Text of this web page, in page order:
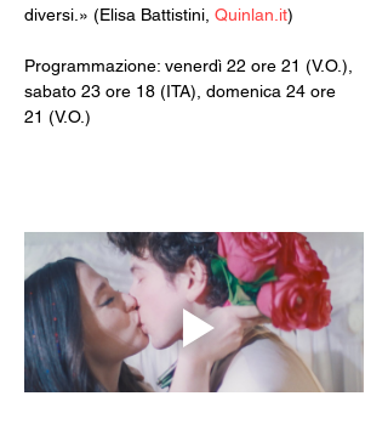
diversi.» (Elisa Battistini, Quinlan.it)
Programmazione: venerdì 22 ore 21 (V.O.),
sabato 23 ore 18 (ITA), domenica 24 ore
21 (V.O.)